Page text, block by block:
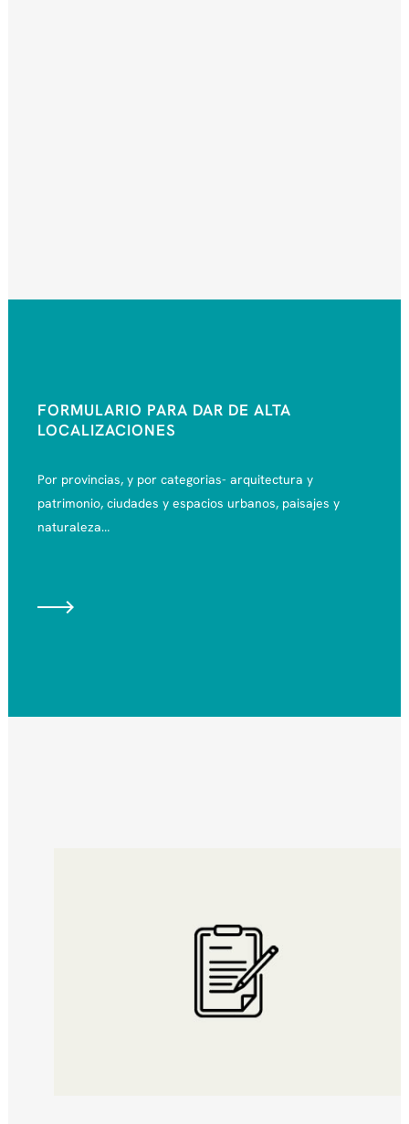
FORMULARIO PARA DAR DE ALTA
LOCALIZACIONES
Por provincias, y por categorias- arquitectura y
patrimonio, ciudades y espacios urbanos, paisajes y
naturaleza…